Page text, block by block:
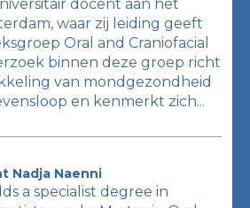
docent aan het
waar zij leiding geeft
Oral and Craniofacial
binnen deze groep richt
van mondgezondheid
en kenmerkt zich...
Nadja Naenni
a specialist degree in